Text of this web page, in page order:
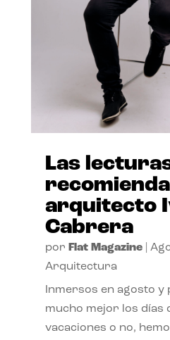
Las
arquitecto
Cabrera
por Flat Magazine|
Arquitectura
Inmersos en agosto
mucho mejor los días
vacaciones o no,